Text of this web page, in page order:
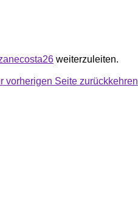
weiterzuleiten.
vorherigen Seite zurückkehren